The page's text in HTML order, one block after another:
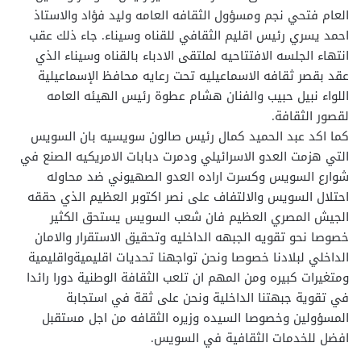
العام فتحي نجم ومسؤول الثقافه العامه وليد فؤاد والاستاذ
احمد يسري رئيس اقليم الثقافي للقناه وسيناء. جاء ذلك عقب
انتهاء الجلسه الافتتاحيه لملتقى الادباء بالقناه وسيناء الذي
عقد بقصر ثقافه الاسماعيليه تحت رعايه محافظ الإسماعيلية
اللواء نبيل حبيب والفنان هشام عطوة رئيس الهيئه العامه
لقصور الثقافة.
كما اكد عبد الحميد كمال رئيس صالون سويسيه بان السويس
التي هزمت العدو الاسرائيلي ودمرت دبابات الامريكيه الصنع في
شوارع السويس وكسرت اراده العدو الصهيوني ضد محاوله
احتلال السويس والالتفاف على نصر اكتوبر العظيم الذي حققه
الجيش المصري العظيم فان شعب السويس يستحق الكثير
خصوصا نحو تقويه الجبهه الداخليه وتحقيق الاستقرار والامان
الداخلي لبلادنا خصوصا ونحن تواجهنا تحديات اقليميةواقليمية
ومتغيرات كبيره ومن المهم ان تلعب الثقافة الوطنية دورا رائدا
في تقوية جبهتنا الداخلية ونحن على ثقة في استجابة
المسؤولين وخصوصا السيده وزيره الثقافه من اجل مستقبل
افضل للخدمات الثقافية في السويس.